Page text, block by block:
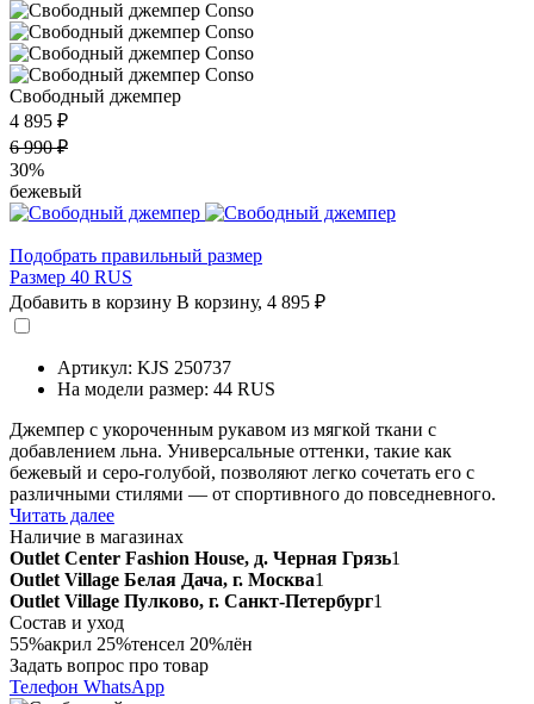
Свободный джемпер
4 895 ₽
6 990 ₽
30%
бежевый
Подобрать правильный размер
Размер 40 RUS
Добавить в корзину В корзину, 4 895 ₽
Артикул: KJS 250737
На модели размер: 44 RUS
Джемпер с укороченным рукавом из мягкой ткани с
добавлением льна. Универсальные оттенки, такие как
бежевый и серо-голубой, позволяют легко сочетать его с
различными стилями — от спортивного до повседневного.
Читать далее
Наличие в магазинах
Outlet Center Fashion House, д. Черная Грязь1
Outlet Village Белая Дача, г. Москва1
Outlet Village Пулково, г. Санкт-Петербург1
Состав и уход
55%акрил 25%тенсел 20%лён
Задать вопрос про товар
Телефон WhatsApp